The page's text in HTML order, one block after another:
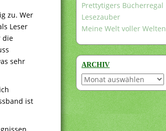
zu. Wer
Leser
die
sehr
ist
Prettytigers Bücherregal
Lesezauber
Meine Welt voller Welten
ARCHIV
Archiv